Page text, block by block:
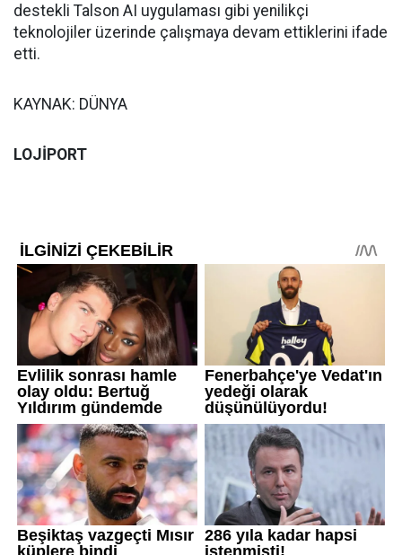
destekli Talson AI uygulaması gibi yenilikçi
teknolojiler üzerinde çalışmaya devam ettiklerini ifade
etti.
KAYNAK: DÜNYA
LOJİPORT